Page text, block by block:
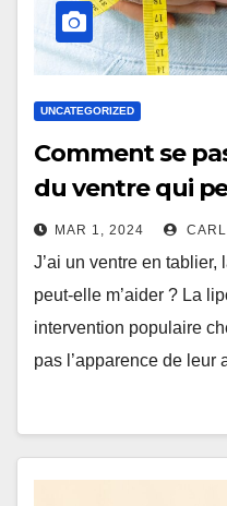
UNCATEGORIZED
Comment se
du ventre qui
MAR 1, 2024
J’ai un ventre en tablier,
peut-elle m’aider ? La
intervention populaire
pas l’apparence de leur